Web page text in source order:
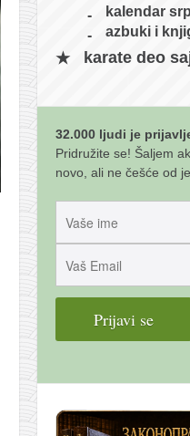
kalendar
azbuki i
karate deo
32.000 ljudi je
Pridružite se! Šaljem
novo, ali ne češće od